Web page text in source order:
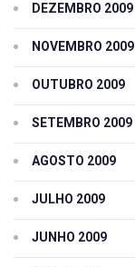
DEZEMBRO 2009
NOVEMBRO 2009
OUTUBRO 2009
SETEMBRO 2009
AGOSTO 2009
JULHO 2009
JUNHO 2009